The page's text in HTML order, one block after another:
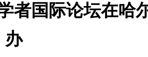
者国际论坛在哈
办